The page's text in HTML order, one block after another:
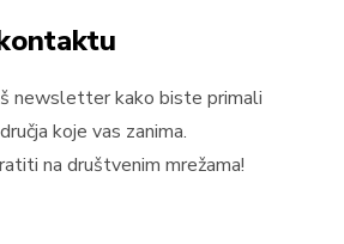
newsletter kako biste primali
koje vas zanima.
na društvenim mrežama!